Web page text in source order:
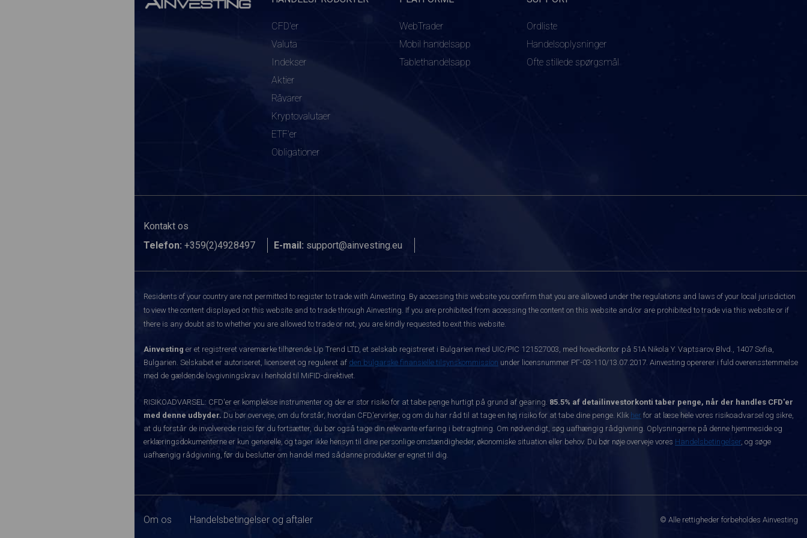
CFD'er
Valuta
Indekser
Aktier
Råvarer
Kryptovalutaer
ETF'er
Obligationer
WebTrader
Mobil handelsapp
Tablethandelsapp
Ordliste
Handelsoplysninger
Ofte stillede spørgsmål
Kontakt os
Telefon: +359(2)4928497 E-mail: support@ainvesting.eu
Residents of your country are not permitted to register to trade with Ainvesting. By accessing this website you confirm that you are allowed under the regulations and laws of your local jurisdiction
to view the content displayed on this website and to trade through Ainvesting. If you are prohibited from accessing the content on this website and/or are prohibited to trade via this website or if
there is any doubt as to whether you are allowed to trade or not, you are kindly requested to exit this website.
Ainvesting er et registreret varemærke tilhørende Up Trend LTD, et selskab registreret i Bulgarien med UIC/PIC 121527003, med hovedkontor på 51A Nikola Y. Vaptsarov Blvd., 1407 Sofia,
Bulgarien. Selskabet er autoriseret, licenseret og reguleret af den bulgarske finansielle tilsynskommission under licensnummer РГ-03-110/13.07.2017. Ainvesting opererer i fuld overensstemmelse
med de gældende lovgivningskrav i henhold til MiFID-direktivet.
RISIKOADVARSEL: CFD'er er komplekse instrumenter og der er stor risiko for at tabe penge hurtigt på grund af gearing. 85.5% af detailinvestorkonti taber penge, når der handles CFD'er
med denne udbyder. Du bør overveje, om du forstår, hvordan CFD'ervirker, og om du har råd til at tage en høj risiko for at tabe dine penge. Klik her for at læse hele vores risikoadvarsel og sikre,
at du forstår de involverede risici før du fortsætter, du bør også tage din relevante erfaring i betragtning. Om nødvendigt, søg uafhængig rådgivning. Oplysningerne på denne hjemmeside og
erklæringsdokumenterne er kun generelle, og tager ikke hensyn til dine personlige omstændigheder, økonomiske situation eller behov. Du bør nøje overveje vores Handelsbetingelser, og søge
uafhængig rådgivning, før du beslutter om handel med sådanne produkter er egnet til dig.
Om os Handelsbetingelser og aftaler © Alle rettigheder forbeholdes Ainvesting